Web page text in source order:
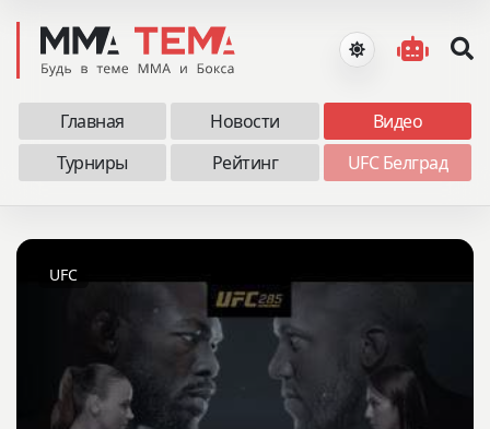
Главная Новости
Видео
Турниры
Рейтинг UFC Белград
UFC